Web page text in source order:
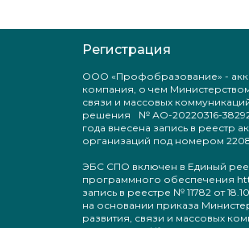
Регистрация
ООО «Профобразование» -
компания, о чем
связи и массовых
решения № АО-20220316-
года внесена запись в реестр
организаций под номером
ЭБС СПО включен в Единый
программного обеспечения
запись в реестре № 11782 от
на основании приказа
развития, связи и массовых